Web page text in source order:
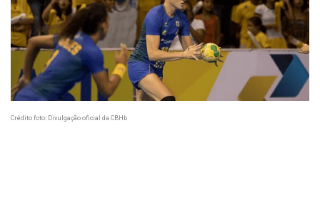
Crédito foto: Divulgação oficial da CBHb